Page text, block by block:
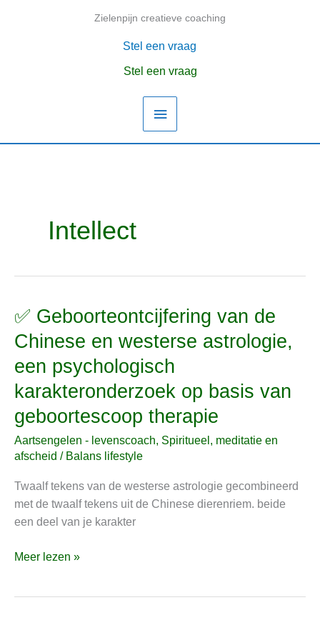
Zielenpijn creatieve coaching
Hoofdmenu
Stel een vraag
Stel een vraag
Intellect
✅ Geboorteontcijfering van de
Chinese en westerse astrologie,
een psychologisch
karakteronderzoek op basis van
geboortescoop therapie
Aartsengelen - levenscoach, Spiritueel, meditatie en
afscheid / Balans lifestyle
Twaalf tekens van de westerse astrologie gecombineerd
met de twaalf tekens uit de Chinese dierenriem. beide
een deel van je karakter
✅
van
de
Chinese
en
westerse
astrologie,
een
karakteronderzoek
op
basis
geboortescoop
Meer lezen »